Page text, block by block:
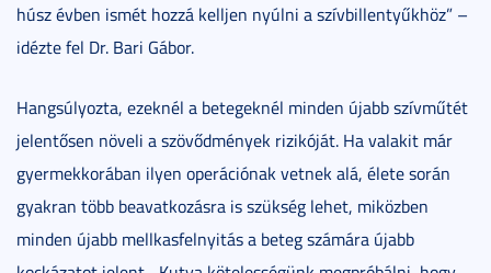
húsz évben ismét hozzá kelljen nyúlni a szívbillentyűkhöz” –
idézte fel Dr. Bari Gábor.
Hangsúlyozta, ezeknél a betegeknél minden újabb szívműtét
jelentősen növeli a szövődmények rizikóját. Ha valakit már
gyermekkorában ilyen operációnak vetnek alá, élete során
gyakran több beavatkozásra is szükség lehet, miközben
minden újabb mellkasfelnyitás a beteg számára újabb